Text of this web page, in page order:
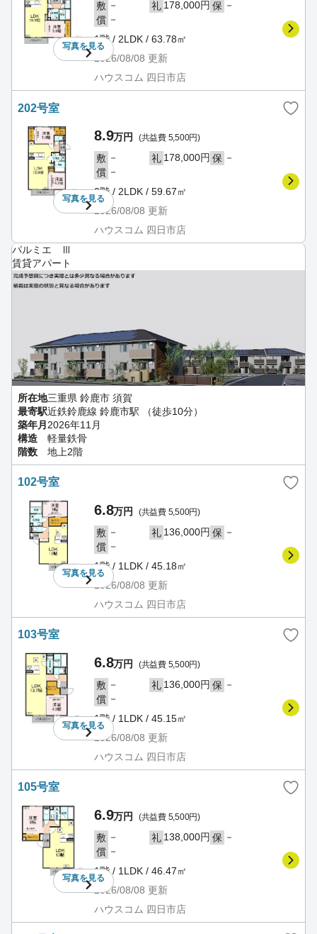
写真を見る
敷 － 礼 178,000円 保 －
償 －
1階 / 2LDK / 63.78㎡
2026/08/08 更新
ハウスコム 四日市店
202号室
写真を見る
8.9万円 (共益費 5,500円)
敷 － 礼 178,000円 保 －
償 －
2階 / 2LDK / 59.67㎡
2026/08/08 更新
ハウスコム 四日市店
パルミエ Ⅲ
賃貸アパート
所在地三重県 鈴鹿市 須賀
最寄駅近鉄鈴鹿線 鈴鹿市駅 （徒歩10分）
築年月 2026年11月
構造
軽量鉄骨
階数
地上2階
102号室
写真を見る
6.8万円 (共益費 5,500円)
敷 － 礼 136,000円 保 －
償 －
1階 / 1LDK / 45.18㎡
2026/08/08 更新
ハウスコム 四日市店
103号室
写真を見る
6.8万円 (共益費 5,500円)
敷 － 礼 136,000円 保 －
償 －
1階 / 1LDK / 45.15㎡
2026/08/08 更新
ハウスコム 四日市店
105号室
写真を見る
6.9万円 (共益費 5,500円)
敷 － 礼 138,000円 保 －
償 －
1階 / 1LDK / 46.47㎡
2026/08/08 更新
ハウスコム 四日市店